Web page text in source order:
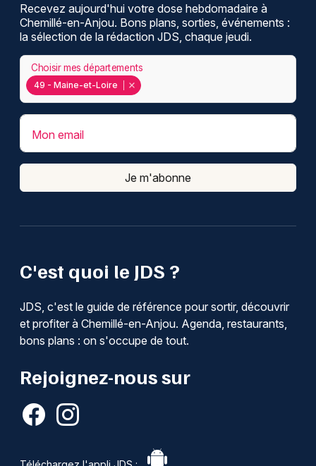
C'est quoi le JDS ?
JDS, c'est le guide de référence pour sortir, découvrir
et profiter à Chemillé-en-Anjou. Agenda, restaurants,
bons plans : on s'occupe de tout.
Rejoignez-nous sur
Recevez aujourd'hui votre dose hebdomadaire à
Chemillé-en-Anjou. Bons plans, sorties, événements :
la sélection de la rédaction JDS, chaque jeudi.
49 - Maine-et-Loire
Choisir mes départements
Mon email
Je m'abonne